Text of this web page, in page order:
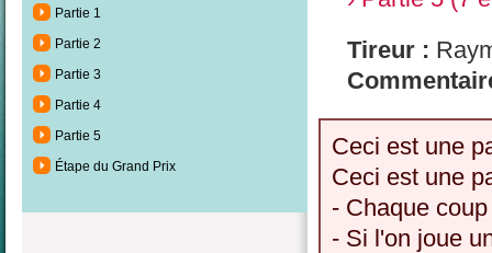
Partie 1
Partie 2
Partie 3
Partie 4
Partie 5
Étape du Grand Prix
Tireur :
Ceci est une
Ceci est une
- Chaque
- Si l'on joue